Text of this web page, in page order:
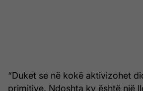
“Duket se në kokë aktivizohet
primitive. Ndoshta ky është një